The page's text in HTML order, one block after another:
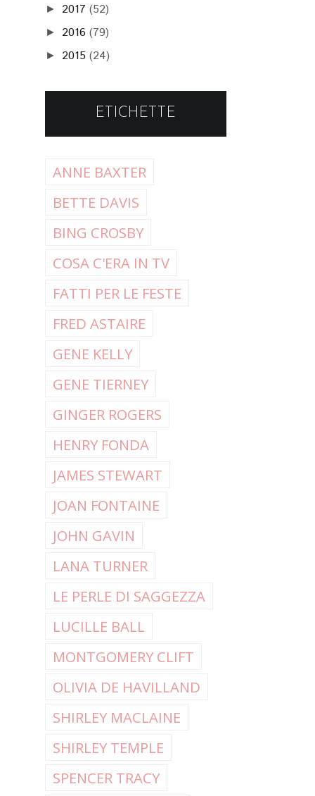
► 2017 (52)
► 2016 (79)
► 2015 (24)
ETICHETTE
ANNE BAXTER
BETTE DAVIS
BING CROSBY
COSA C'ERA IN TV
FATTI PER LE FESTE
FRED ASTAIRE
GENE KELLY
GENE TIERNEY
GINGER ROGERS
HENRY FONDA
JAMES STEWART
JOAN FONTAINE
JOHN GAVIN
LANA TURNER
LE PERLE DI SAGGEZZA
LUCILLE BALL
MONTGOMERY CLIFT
OLIVIA DE HAVILLAND
SHIRLEY MACLAINE
SHIRLEY TEMPLE
SPENCER TRACY